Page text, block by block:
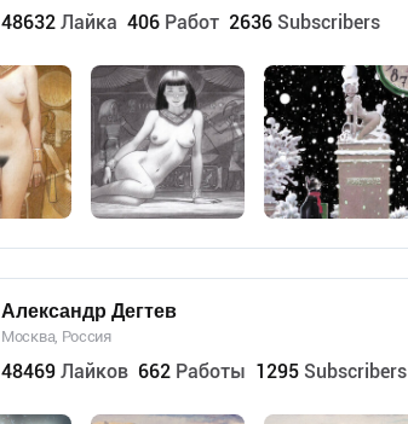
48632 Лайка 406 Работ 2636 Subscribers
Александр Дегтев
Москва, Россия
48469 Лайков 662 Работы 1295 Subscribers